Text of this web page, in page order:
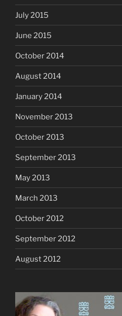
July 2015
June 2015
October 2014
August 2014
January 2014
November 2013
October 2013
September 2013
May 2013
March 2013
October 2012
September 2012
August 2012